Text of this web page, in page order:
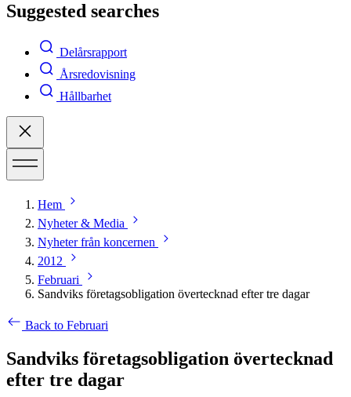
Suggested searches
Delårsrapport
Årsredovisning
Hållbarhet
Hem
Nyheter & Media
Nyheter från koncernen
2012
Februari
Sandviks företagsobligation övertecknad efter tre dagar
Back to Februari
Sandviks företagsobligation övertecknad
efter tre dagar